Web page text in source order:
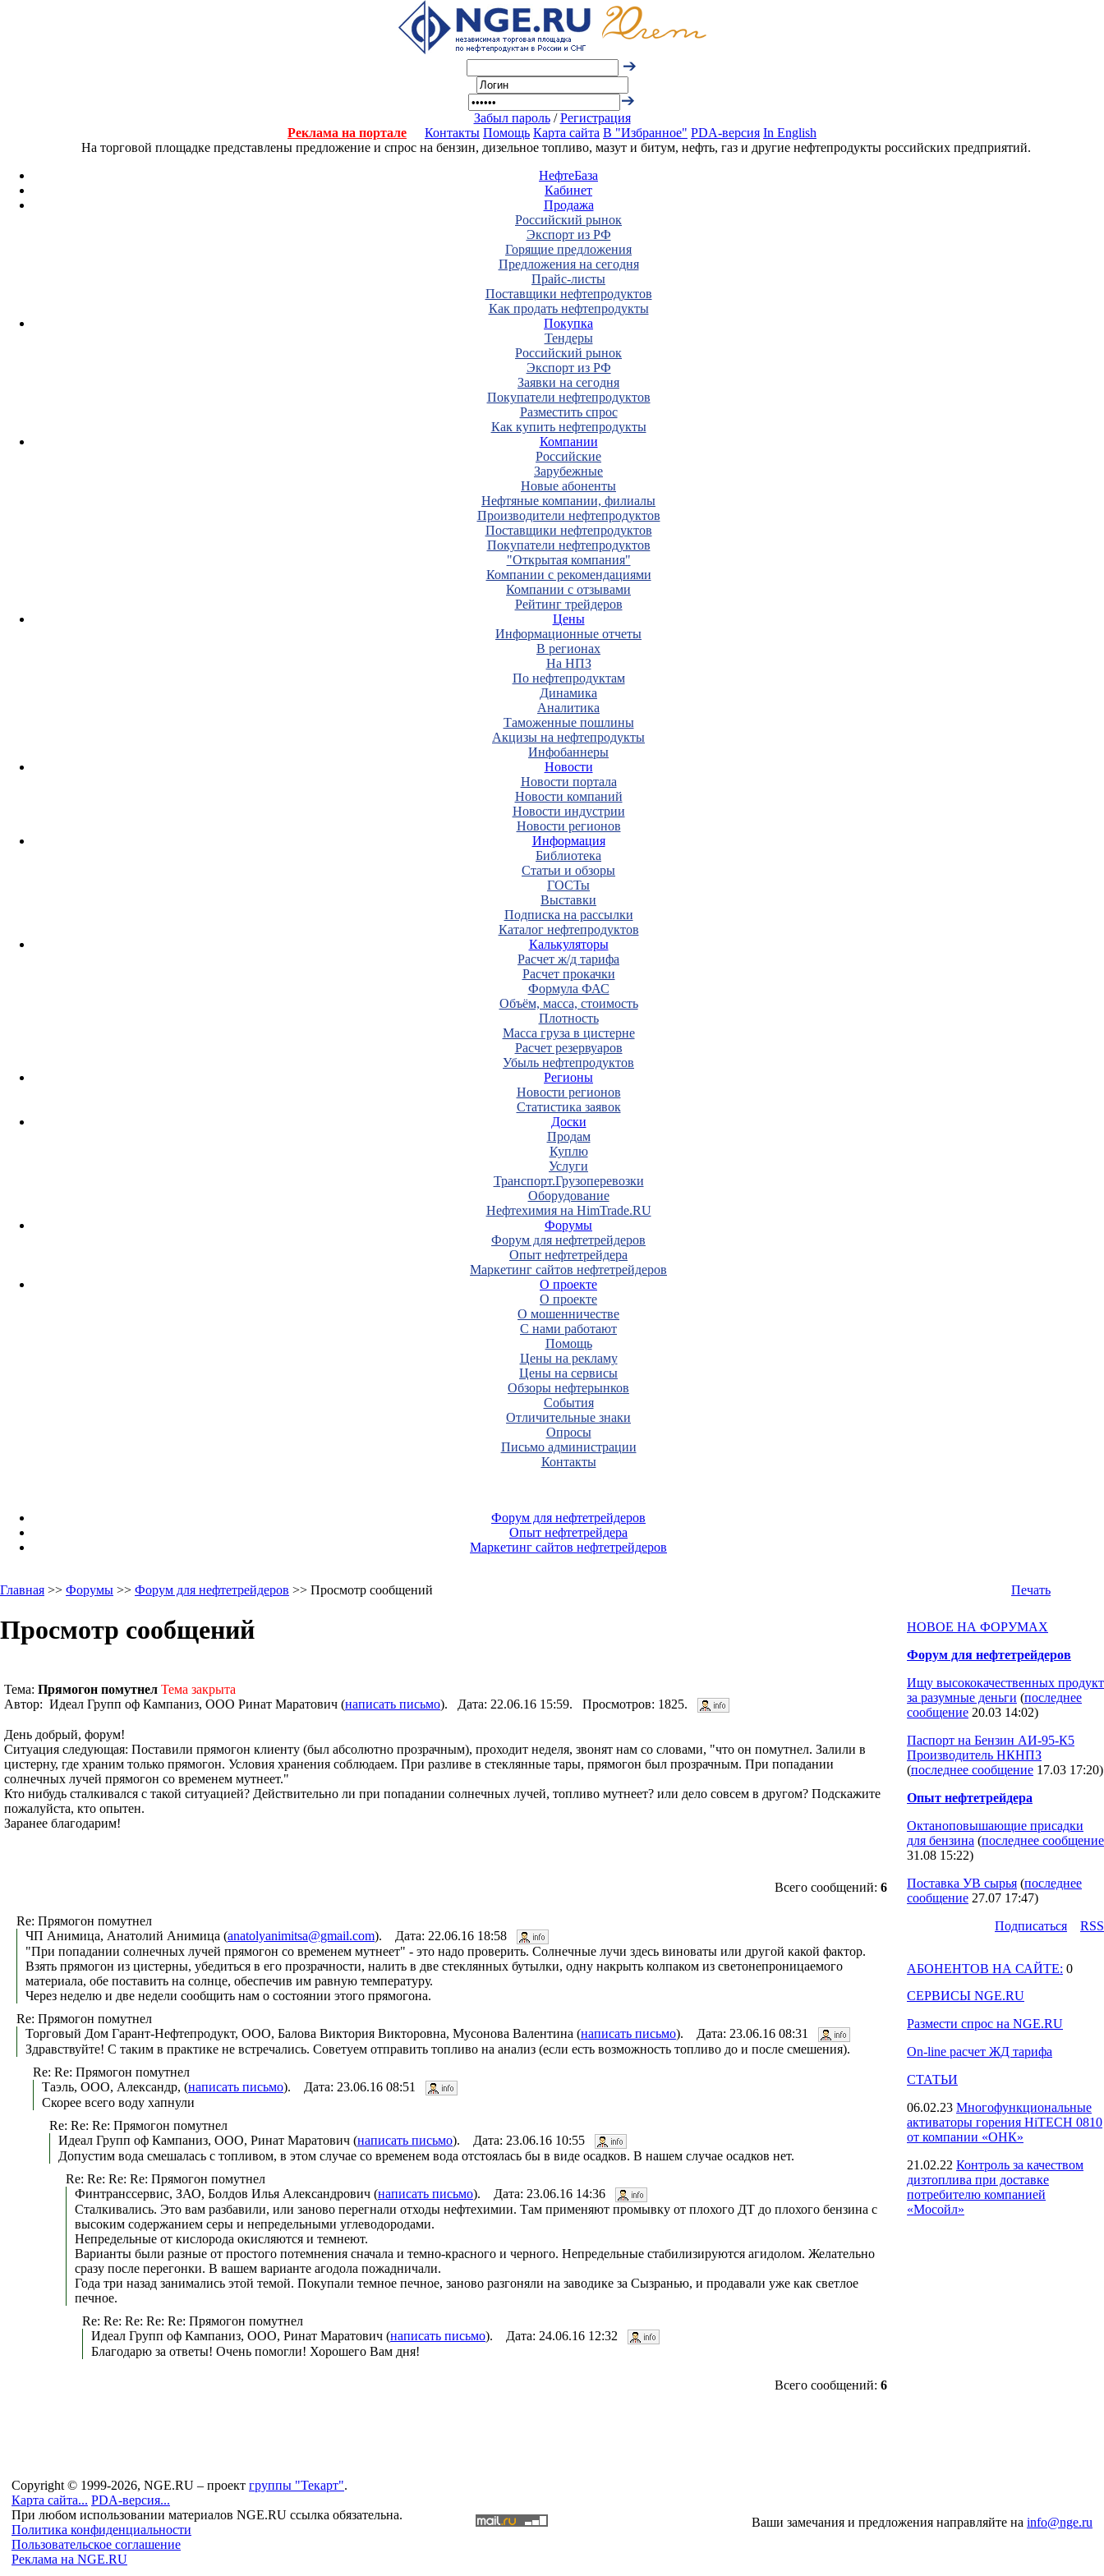
Забыл пароль/Регистрация
Реклама на портале
Контакты Помощь Карта сайта В "Избранное" PDA-версия In English
На торговой площадке представлены предложение и спрос на бензин, дизельное топливо, мазут и битум, нефть, газ и другие нефтепродукты российских предприятий.
НефтеБаза
Кабинет
Продажа
Российский рынок
Экспорт из РФ
Горящие предложения
Предложения на сегодня
Прайс-листы
Поставщики нефтепродуктов
Как продать нефтепродукты
Покупка
Тендеры
Российский рынок
Экспорт из РФ
Заявки на сегодня
Покупатели нефтепродуктов
Разместить спрос
Как купить нефтепродукты
Компании
Российские
Зарубежные
Новые абоненты
Нефтяные компании, филиалы
Производители нефтепродуктов
Поставщики нефтепродуктов
Покупатели нефтепродуктов
"Открытая компания"
Компании с рекомендациями
Компании с отзывами
Рейтинг трейдеров
Цены
Информационные отчеты
В регионах
На НПЗ
По нефтепродуктам
Динамика
Аналитика
Таможенные пошлины
Акцизы на нефтепродукты
Инфобаннеры
Новости
Новости портала
Новости компаний
Новости индустрии
Новости регионов
Информация
Библиотека
Статьи и обзоры
ГОСТы
Выставки
Подписка на рассылки
Каталог нефтепродуктов
Калькуляторы
Расчет ж/д тарифа
Расчет прокачки
Формула ФАС
Объём, масса, стоимость
Плотность
Масса груза в цистерне
Расчет резервуаров
Убыль нефтепродуктов
Регионы
Новости регионов
Статистика заявок
Доски
Продам
Куплю
Услуги
Транспорт.Грузоперевозки
Оборудование
Нефтехимия на HimTrade.RU
Форумы
Форум для нефтетрейдеров
Опыт нефтетрейдера
Маркетинг сайтов нефтетрейдеров
О проекте
О проекте
О мошенничестве
С нами работают
Помощь
Цены на рекламу
Цены на сервисы
Обзоры нефтерынков
События
Отличительные знаки
Опросы
Письмо администрации
Контакты
Форум для нефтетрейдеров
Опыт нефтетрейдера
Маркетинг сайтов нефтетрейдеров
Главная >> Форумы >> Форум для нефтетрейдеров >> Просмотр сообщений Печать
Просмотр сообщений
Тема: Прямогон помутнел Тема закрыта
Автор: Идеал Групп оф Кампаниз, ООО Ринат Маратович (написать письмо). Дата: 22.06.16 15:59. Просмотров: 1825.
День добрый, форум!
Ситуация следующая: Поставили прямогон клиенту (был абсолютно прозрачным), проходит неделя, звонят нам со словами, "что он помутнел. Залили в
цистерну, где храним только прямогон. Условия хранения соблюдаем. При разливе в стеклянные тары, прямогон был прозрачным. При попадании
солнечных лучей прямогон со временем мутнеет."
Кто нибудь сталкивался с такой ситуацией? Действительно ли при попадании солнечных лучей, топливо мутнеет? или дело совсем в другом? Подскажите
пожалуйста, кто опытен.
Заранее благодарим!
Всего сообщений: 6
Re: Прямогон помутнел
ЧП Анимица, Анатолий Анимица (anatolyanimitsa@gmail.com). Дата: 22.06.16 18:58
"При попадании солнечных лучей прямогон со временем мутнеет" - это надо проверить. Солнечные лучи здесь виноваты или другой какой фактор.
Взять прямогон из цистерны, убедиться в его прозрачности, налить в две стеклянных бутылки, одну накрыть колпаком из светонепроницаемого
материала, обе поставить на солнце, обеспечив им равную температуру.
Через неделю и две недели сообщить нам о состоянии этого прямогона.
Re: Прямогон помутнел
Торговый Дом Гарант-Нефтепродукт, ООО, Балова Виктория Викторовна, Мусонова Валентина (написать письмо). Дата: 23.06.16 08:31
Здравствуйте! С таким в практике не встречались. Советуем отправить топливо на анализ (если есть возможность топливо до и после смешения).
Re: Re: Прямогон помутнел
Таэль, ООО, Александр, (написать письмо). Дата: 23.06.16 08:51
Скорее всего воду хапнули
Re: Re: Re: Прямогон помутнел
Идеал Групп оф Кампаниз, ООО, Ринат Маратович (написать письмо). Дата: 23.06.16 10:55
Допустим вода смешалась с топливом, в этом случае со временем вода отстоялась бы в виде осадков. В нашем случае осадков нет.
Re: Re: Re: Re: Прямогон помутнел
Финтранссервис, ЗАО, Болдов Илья Александрович (написать письмо). Дата: 23.06.16 14:36
Сталкивались. Это вам разбавили, или заново перегнали отходы нефтехимии. Там применяют промывку от плохого ДТ до плохого бензина с
высоким содержанием серы и непредельными углеводородами.
Непредельные от кислорода окисляются и темнеют.
Варианты были разные от простого потемнения сначала и темно-красного и черного. Непредельные стабилизируются агидолом. Желательно
сразу после перегонки. В вашем варианте агодола пожадничали.
Года три назад занимались этой темой. Покупали темное печное, заново разгоняли на заводике за Сызранью, и продавали уже как светлое
печное.
Re: Re: Re: Re: Re: Прямогон помутнел
Идеал Групп оф Кампаниз, ООО, Ринат Маратович (написать письмо). Дата: 24.06.16 12:32
Благодарю за ответы! Очень помогли! Хорошего Вам дня!
Всего сообщений: 6
НОВОЕ НА ФОРУМАХ
Форум для нефтетрейдеров
Ищу высококачественных продукт
за разумные деньги (последнее
сообщение 20.03 14:02)
Паспорт на Бензин АИ-95-К5
Производитель НКНПЗ
(последнее сообщение 17.03 17:20)
Опыт нефтетрейдера
Октаноповышающие присадки
для бензина (последнее сообщение
31.08 15:22)
Поставка УВ сырья (последнее
сообщение 27.07 17:47)
Подпиcаться
RSS
АБОНЕНТОВ НА САЙТЕ: 0
СЕРВИСЫ NGE.RU
Размести спрос на NGE.RU
On-line расчет ЖД тарифа
СТАТЬИ
06.02.23 Многофункциональные
активаторы горения HiTECH 0810
от компании «ОНК»
21.02.22 Контроль за качеством
дизтоплива при доставке
потребителю компанией
«Мосойл»
Copyright © 1999-2026, NGE.RU – проект группы "Текарт".
Карта сайта... PDA-версия...
При любом использовании материалов NGE.RU ссылка обязательна.
Политика конфиденциальности
Пользовательское соглашение
Реклама на NGE.RU
Ваши замечания и предложения направляйте на info@nge.ru